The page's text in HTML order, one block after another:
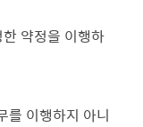
약정을 이행하
를 이행하지 아니